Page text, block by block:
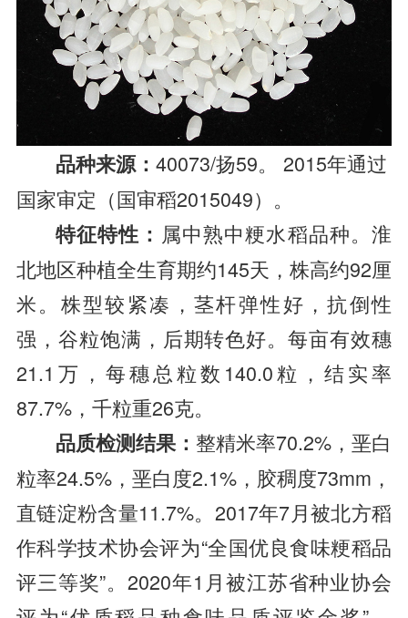
品种来源： 40073/扬59。 2015年通过
国家审定（国审稻2015049）。
特征特性： 属中熟中粳水稻品种。淮
北地区种植全生育期约145天，株高约92厘
米。株型较紧凑，茎杆弹性好，抗倒性
强，谷粒饱满，后期转色好。每亩有效穗
21.1万，每穗总粒数140.0粒，结实率
87.7%，千粒重26克。
品质检测结果： 整精米率70.2%，垩白
粒率24.5%，垩白度2.1%，胶稠度73mm，
直链淀粉含量11.7%。 2017年7月被北方稻
作科学技术协会评为“全国优良食味粳稻品
评三等奖”。 2020年1月被江苏省种业协会